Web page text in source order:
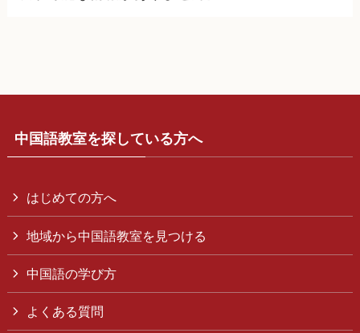
中国語教室を探している方へ
はじめての方へ
地域から中国語教室を見つける
中国語の学び方
よくある質問